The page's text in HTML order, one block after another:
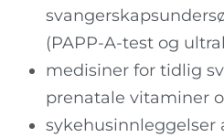
(PAPP-A-test og
medisiner for tidlig
prenatale vitaminer
sykehusinnleggelser